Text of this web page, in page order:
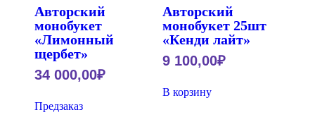
Авторский
монобукет
«Лимонный
щербет»
34 000,00₽
Предзаказ
Авторский
монобукет 25шт
«Кенди лайт»
9 100,00₽
В корзину